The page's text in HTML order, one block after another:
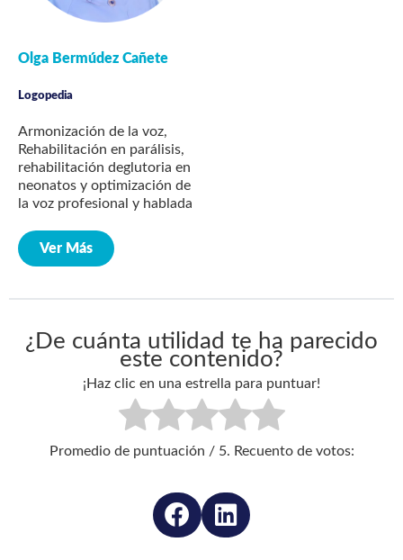
Olga Bermúdez Cañete
Logopedia
Armonización de la voz,
Rehabilitación en parálisis,
rehabilitación deglutoria en
neonatos y optimización de
la voz profesional y hablada
Ver Más
¿De cuánta utilidad te ha parecido
este contenido?
¡Haz clic en una estrella para puntuar!
Promedio de puntuación / 5. Recuento de votos: